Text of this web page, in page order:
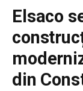
Elsaco
din